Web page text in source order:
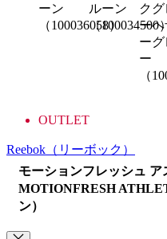
ーン
（100036058）
ルーン
（100034500
クグ
ーヘ
ーグ
ー
（
OUTLET
Reebok （リーボック）
モーションフレッシュ
MOTIONFRESH
ン）